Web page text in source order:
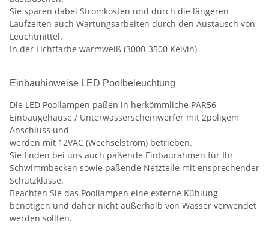
Sie sparen dabei Stromkosten und durch die längeren
Laufzeiten auch Wartungsarbeiten durch den Austausch von
Leuchtmittel.
In der Lichtfarbe warmweiß (3000-3500 Kelvin)
Einbauhinweise LED Poolbeleuchtung
Die LED Poollampen paßen in herkömmliche PAR56
Einbaugehäuse / Unterwasserscheinwerfer mit 2poligem
Anschluss und
werden mit 12VAC (Wechselstrom) betrieben.
Sie finden bei uns auch paßende Einbaurahmen für Ihr
Schwimmbecken sowie paßende Netzteile mit ensprechender
Schutzklasse.
Beachten Sie das Poollampen eine externe Kühlung
benötigen und daher nicht außerhalb von Wasser verwendet
werden sollten.